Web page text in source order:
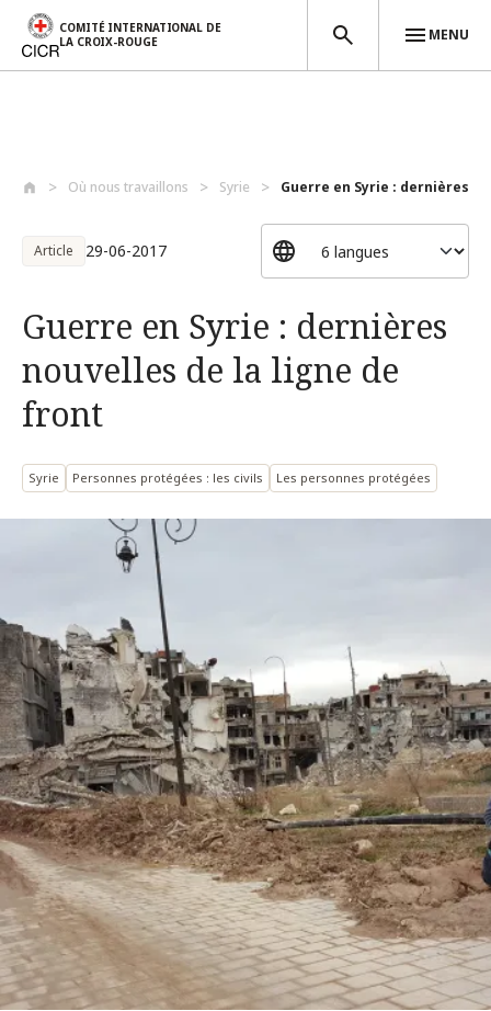
COMITÉ INTERNATIONAL DE
LA CROIX-ROUGE
MENU
Où nous travaillons Syrie Guerre en Syrie : dernières
Article 29-06-2017
Guerre en Syrie : dernières
nouvelles de la ligne de
front
Syrie Personnes protégées : les civils Les personnes protégées